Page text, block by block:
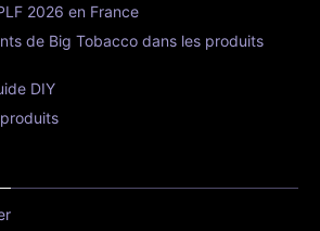
2026 en France
de Big Tobacco dans les produits
DIY